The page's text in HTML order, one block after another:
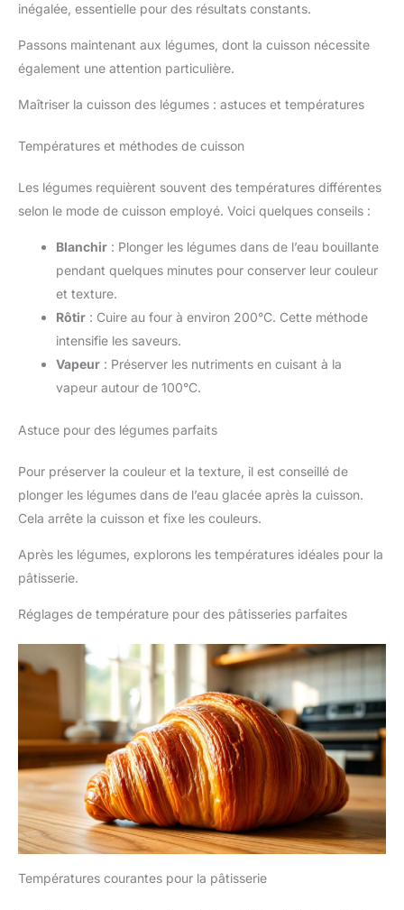
inégalée, essentielle pour des résultats constants.
Passons maintenant aux légumes, dont la cuisson nécessite
également une attention particulière.
Maîtriser la cuisson des légumes : astuces et températures
Températures et méthodes de cuisson
Les légumes requièrent souvent des températures différentes
selon le mode de cuisson employé. Voici quelques conseils :
Blanchir : Plonger les légumes dans de l’eau bouillante
pendant quelques minutes pour conserver leur couleur
et texture.
Rôtir : Cuire au four à environ 200°C. Cette méthode
intensifie les saveurs.
Vapeur : Préserver les nutriments en cuisant à la
vapeur autour de 100°C.
Astuce pour des légumes parfaits
Pour préserver la couleur et la texture, il est conseillé de
plonger les légumes dans de l’eau glacée après la cuisson.
Cela arrête la cuisson et fixe les couleurs.
Après les légumes, explorons les températures idéales pour la
pâtisserie.
Réglages de température pour des pâtisseries parfaites
Températures courantes pour la pâtisserie